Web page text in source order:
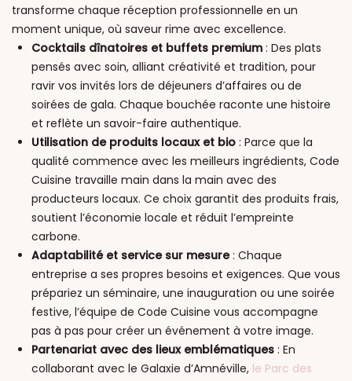
transforme chaque réception professionnelle en un
moment unique, où saveur rime avec excellence.
Cocktails dînatoires et buffets premium : Des plats
pensés avec soin, alliant créativité et tradition, pour
ravir vos invités lors de déjeuners d’affaires ou de
soirées de gala. Chaque bouchée raconte une histoire
et reflète un savoir-faire authentique.
Utilisation de produits locaux et bio : Parce que la
qualité commence avec les meilleurs ingrédients, Code
Cuisine travaille main dans la main avec des
producteurs locaux. Ce choix garantit des produits frais,
soutient l’économie locale et réduit l’empreinte
carbone.
Adaptabilité et service sur mesure: Chaque
entreprise a ses propres besoins et exigences. Que vous
prépariez un séminaire, une inauguration ou une soirée
festive, l’équipe de Code Cuisine vous accompagne
pas à pas pour créer un événement à votre image.
Partenariat avec des lieux emblématiques : En
collaborant avec le Galaxie d’Amnéville, le Parc des